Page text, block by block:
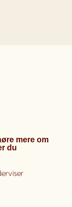
mere om
du